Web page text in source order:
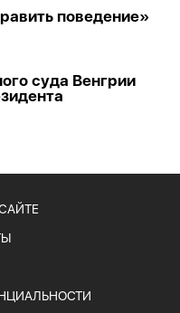
поведение»
суда Венгрии